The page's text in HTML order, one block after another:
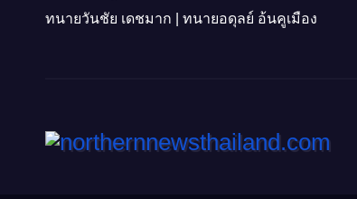
ทนายวันชัย เดชมาก | ทนายอดุลย์ อ้นคูเมือง